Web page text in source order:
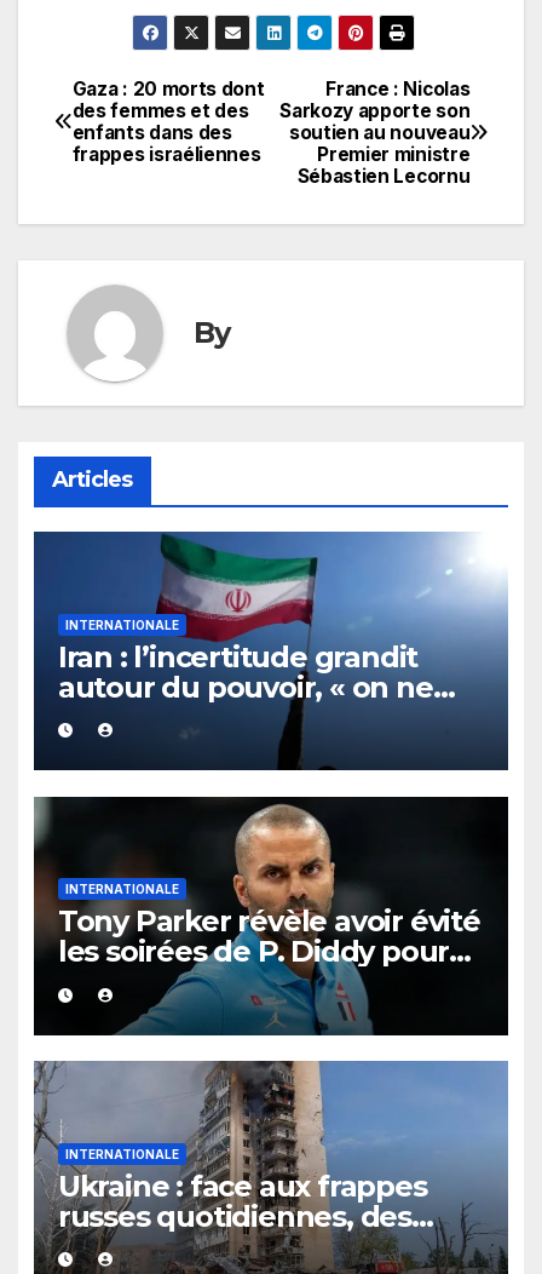
Navigation
de
France : Nicolas
Sarkozy apporte son
soutien au nouveau
Premier ministre
Sébastien Lecornu
Gaza : 20 morts dont
des femmes et des
enfants dans des
frappes israéliennes
By
Articles
INTERNATIONALE
Iran : l’incertitude grandit
autour du pouvoir, « on ne
sait plus vraiment qui
gouverne »
INTERNATIONALE
Tony Parker révèle avoir évité
les soirées de P. Diddy pour
protéger Eva Longoria
INTERNATIONALE
Ukraine : face aux frappes
russes quotidiennes, des
évacuations ordonnées à